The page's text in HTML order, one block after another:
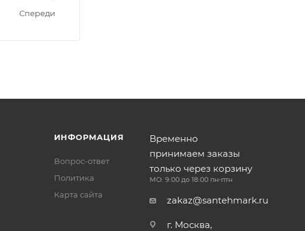
Спереди
ИНФОРМАЦИЯ
Вопрос-ответ
Политика
Карта сайта
Временно
принимаем заказы
только через корзину
МО: 9:00 до 18:00 пн-птн
zakaz@santehmark.ru
г. Москва,